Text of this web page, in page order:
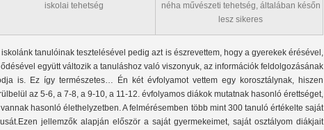
iskolai tehetség
néha művészeti tehetség, általában későn
lesz sikeres
iskolánk tanulóinak tesztelésével pedig azt is észrevettem, hogy a gyerekek érésével,
együtt változik a tanuláshoz való viszonyuk, az információk feldolgozásának
is. Ez így természetes… Én két évfolyamot vettem egy korosztálynak, hiszen
az 5-6, a 7-8, a 9-10, a 11-12. évfolyamos diákok mutatnak hasonló érettséget,
hasonló élethelyzetben. A felmérésemben több mint 300 tanuló értékelte saját
Ezen jellemzők alapján először a saját gyermekeimet, saját osztályom diákjait